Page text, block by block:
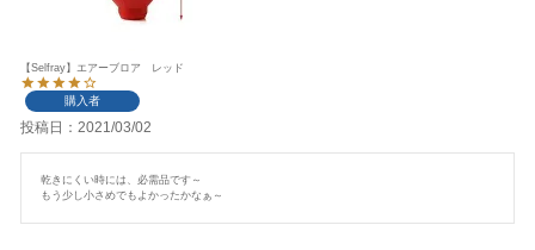
【Selfray】エアーブロア レッド
購入者
投稿日 2021/03/02
乾きにくい時には、必需品です～
もう少し小さめでもよかったかなぁ～